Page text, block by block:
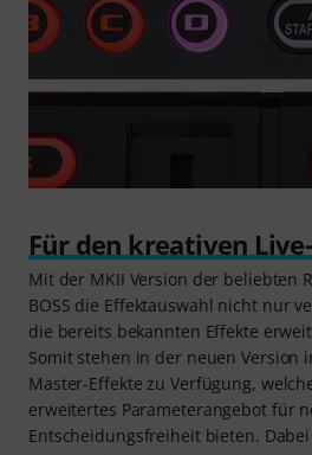
Für den kreativen
Mit der MKII Version der beliebten
BOSS die Effektauswahl nicht nur
die bereits bekannten Effekte
Somit stehen in der neuen Version
Master-Effekte zu Verfügung,
erweitertes Parameterangebot für
Entscheidungsfreiheit bieten.